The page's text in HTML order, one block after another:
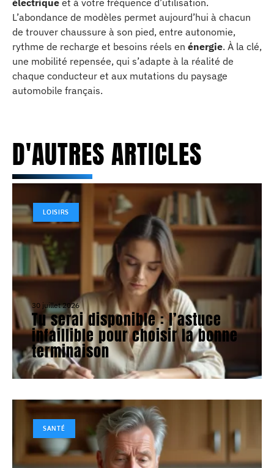
électrique et à votre fréquence d’utilisation.
L’abondance de modèles permet aujourd’hui à chacun
de trouver chaussure à son pied, entre autonomie,
rythme de recharge et besoins réels en énergie. À la clé,
une mobilité repensée, qui s’adapte à la réalité de
chaque conducteur et aux mutations du paysage
automobile français.
D'AUTRES ARTICLES
LOISIRS
30 juillet 2026
Tu serai disponible : l’astuce
infaillible pour choisir la bonne
terminaison
SANTÉ